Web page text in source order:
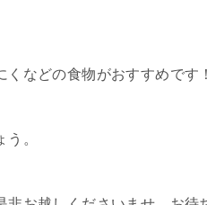
などの食物がおすすめです！
。